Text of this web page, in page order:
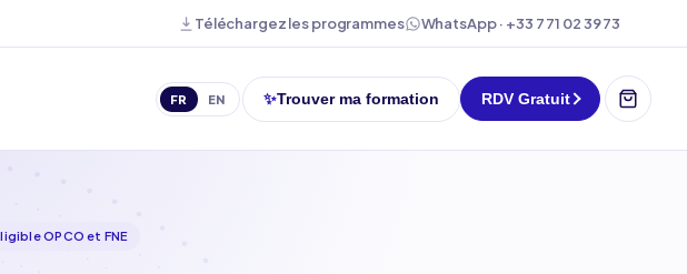
Téléchargez les programmes WhatsApp · +33 7 71 02 39 73
FR EN ✨Trouver ma formation RDV Gratuit
OPCO et FNE